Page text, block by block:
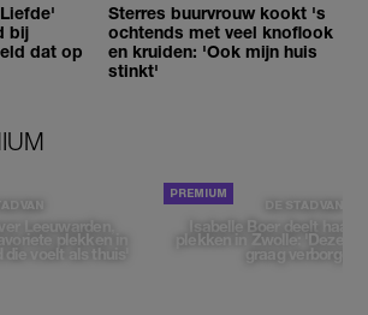
bij
dat op
Sterres buurvrouw kookt 's
ochtends met veel knoflook
en kruiden: 'Ook mijn huis
stinkt'
VAN
Leeuwarden,
plekken in
die voelt als thuis'
DE STAD VAN
Isabelle Boer deelt haar
plekken in Zwolle: 'Deze
graag verborgen'